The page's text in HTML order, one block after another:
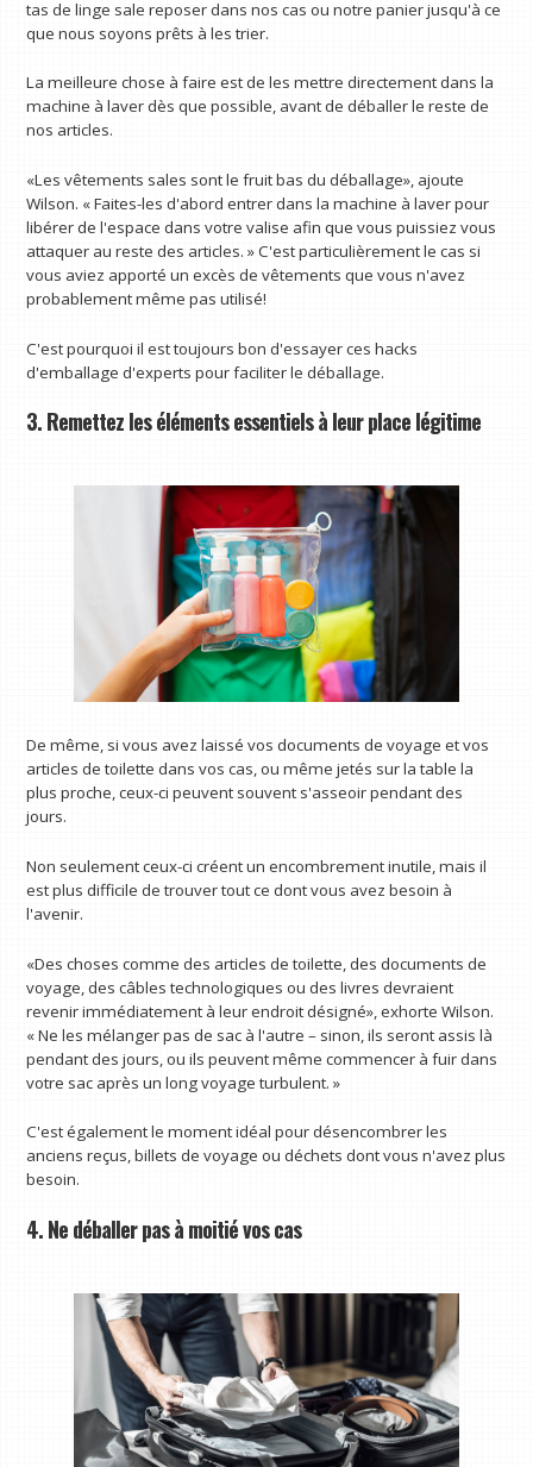
tas de linge sale reposer dans nos cas ou notre panier jusqu'à ce
que nous soyons prêts à les trier.
La meilleure chose à faire est de les mettre directement dans la
machine à laver dès que possible, avant de déballer le reste de
nos articles.
«Les vêtements sales sont le fruit bas du déballage», ajoute
Wilson. « Faites-les d'abord entrer dans la machine à laver pour
libérer de l'espace dans votre valise afin que vous puissiez vous
attaquer au reste des articles. » C'est particulièrement le cas si
vous aviez apporté un excès de vêtements que vous n'avez
probablement même pas utilisé!
C'est pourquoi il est toujours bon d'essayer ces hacks
d'emballage d'experts pour faciliter le déballage.
3. Remettez les éléments essentiels à leur place légitime
De même, si vous avez laissé vos documents de voyage et vos
articles de toilette dans vos cas, ou même jetés sur la table la
plus proche, ceux-ci peuvent souvent s'asseoir pendant des
jours.
Non seulement ceux-ci créent un encombrement inutile, mais il
est plus difficile de trouver tout ce dont vous avez besoin à
l'avenir.
«Des choses comme des articles de toilette, des documents de
voyage, des câbles technologiques ou des livres devraient
revenir immédiatement à leur endroit désigné», exhorte Wilson.
« Ne les mélanger pas de sac à l'autre – sinon, ils seront assis là
pendant des jours, ou ils peuvent même commencer à fuir dans
votre sac après un long voyage turbulent. »
C'est également le moment idéal pour désencombrer les
anciens reçus, billets de voyage ou déchets dont vous n'avez plus
besoin.
4. Ne déballer pas à moitié vos cas